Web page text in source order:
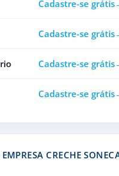
Cadastre-se grátis
Cadastre-se grátis
Cadastre-se grátis
Cadastre-se grátis
CRECHE